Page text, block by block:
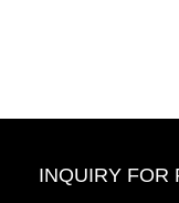
INQUIRY FOR